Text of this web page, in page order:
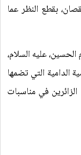
بقطع النظر عما
عليه السلام،
التي تضمها
في مناسبات